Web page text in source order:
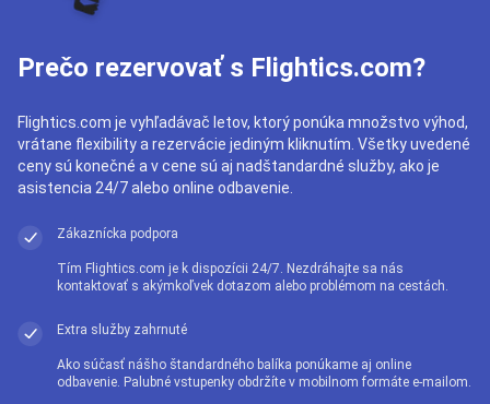
Prečo rezervovať s Flightics.com?
Flightics.com je vyhľadávač letov, ktorý ponúka množstvo výhod,
vrátane flexibility a rezervácie jediným kliknutím. Všetky uvedené
ceny sú konečné a v cene sú aj nadštandardné služby, ako je
asistencia 24/7 alebo online odbavenie.
Zákaznícka podpora
Tím Flightics.com je k dispozícii 24/7. Nezdráhajte sa nás
kontaktovať s akýmkoľvek dotazom alebo problémom na cestách.
Extra služby zahrnuté
Ako súčasť nášho štandardného balíka ponúkame aj online
odbavenie. Palubné vstupenky obdržíte v mobilnom formáte e-mailom.